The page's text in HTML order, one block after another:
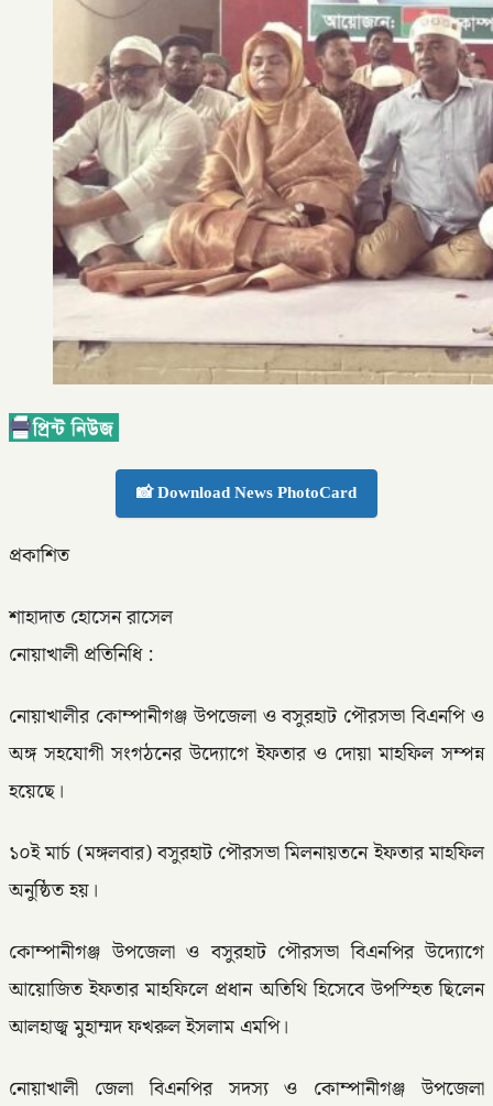
📸 Download News PhotoCard
প্রকাশিত
শাহাদাত হোসেন রাসেল
নোয়াখালী প্রতিনিধি :
নোয়াখালীর কোম্পানীগঞ্জ উপজেলা ও বসুরহাট পৌরসভা বিএনপি ও
অঙ্গ সহযোগী সংগঠনের উদ্যোগে ইফতার ও দোয়া মাহফিল সম্পন্ন
হয়েছে।
১০ই মার্চ (মঙ্গলবার) বসুরহাট পৌরসভা মিলনায়তনে ইফতার মাহফিল
অনুষ্ঠিত হয়।
কোম্পানীগঞ্জ উপজেলা ও বসুরহাট পৌরসভা বিএনপির উদ্যােগে
আয়োজিত ইফতার মাহফিলে প্রধান অতিথি হিসেবে উপস্হিত ছিলেন
আলহাজ্ব মুহাম্মদ ফখরুল ইসলাম এমপি।
নোয়াখালী জেলা বিএনপির সদস্য ও কোম্পানীগঞ্জ উপজেলা